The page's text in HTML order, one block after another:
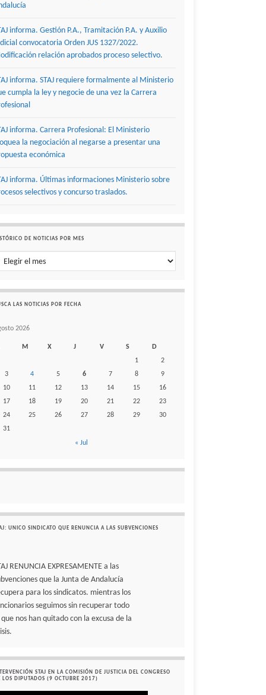
informa. Gestión P.A., Tramitación P.A. y Auxilio
convocatoria Orden JUS 1327/2022.
relación aprobados proceso selectivo.
informa. STAJ requiere formalmente al Ministerio
cumpla la ley y negocie de una vez la Carrera
informa. Carrera Profesional: El Ministerio
la negociación al negarse a presentar una
económica
informa. Últimas informaciones Ministerio sobre
selectivos y concurso traslados.
DE NOTICIAS POR MES
de noticias por mes
LAS NOTICIAS POR FECHA
2026
M X J V S
D
1
2
3
4 5 6 7 8
9
10
11 12 13 14 15
16
17
18 19 20 21 22
23
24
25 26 27 28 29
30
31
« Jul
UNICO SINDICATO QUE RENUNCIA A LAS SUBVENCIONES
RENUNCIA EXPRESAMENTE a las
que la Junta de Andalucía
para los sindicatos. mientras los
seguimos sin recuperar todo
que nos han quitado con la excusa de la
STAJ EN LA COMISIÓN DE JUSTICIA DEL CONGRESO
LOS DIPUTADOS (9 OCTUBRE 2017)